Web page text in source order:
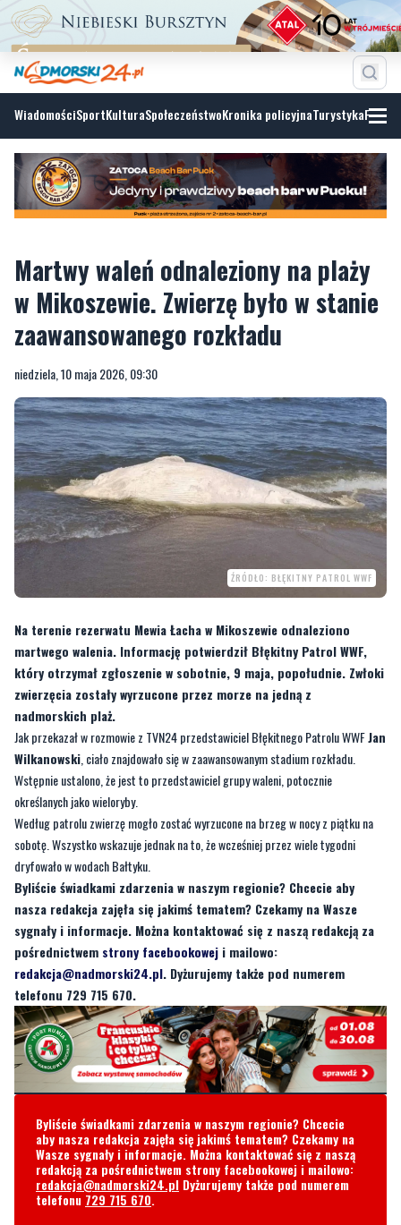
WiadomościSportKulturaSpołeczeństwoKronika policyjnaTurystyka
Martwy waleń odnaleziony na plaży
zaawansowanego rozkładu
niedziela, 10 maja 2026, 09:30
ŹRÓDŁO: BŁĘKITNY PATROL WWF
Na terenie rezerwatu Mewia Łacha w Mikoszewie odnaleziono
martwego walenia. Informację potwierdził Błękitny Patrol WWF,
zwierzęcia zostały wyrzucone przez morze na jedną z
nadmorskich plaż.
Jak przekazał w rozmowie z TVN24 przedstawiciel Błękitnego Patrolu WWFJan
Wilkanowski, ciało znajdowało się w zaawansowanym stadium rozkładu.
Wstępnie ustalono, że jest to przedstawiciel grupy waleni, potocznie
określanych jako wieloryby.
Według patrolu zwierzę mogło zostać wyrzucone na brzeg w nocy z piątku na
sobotę. Wszystko wskazuje jednak na to, że wcześniej przez wiele tygodni
dryfowało w wodach Bałtyku.
Byliście świadkami zdarzenia w naszym regionie? Chcecie aby
nasza redakcja zajęła się jakimś tematem? Czekamy na Wasze
sygnały i informacje. Można kontaktować się z naszą redakcją za
pośrednictwemstrony facebookoweji mailowo:
redakcja@nadmorski24.pl. Dyżurujemy także pod numerem
telefonu 729 715 670.
Byliście świadkami zdarzenia w naszym regionie? Chcecie
aby nasza redakcja zajęła się jakimś tematem? Czekamy na
Wasze sygnały i informacje. Można kontaktować się z naszą
redakcja@nadmorski24.plDyżurujemy także pod numerem
telefonu729 715 670.
Komentarze